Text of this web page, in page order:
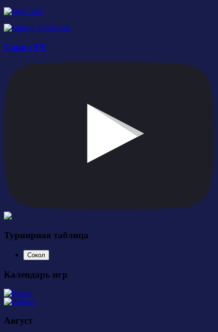
Сокол TV
Турнирная таблица
Сокол
Календарь игр
Август